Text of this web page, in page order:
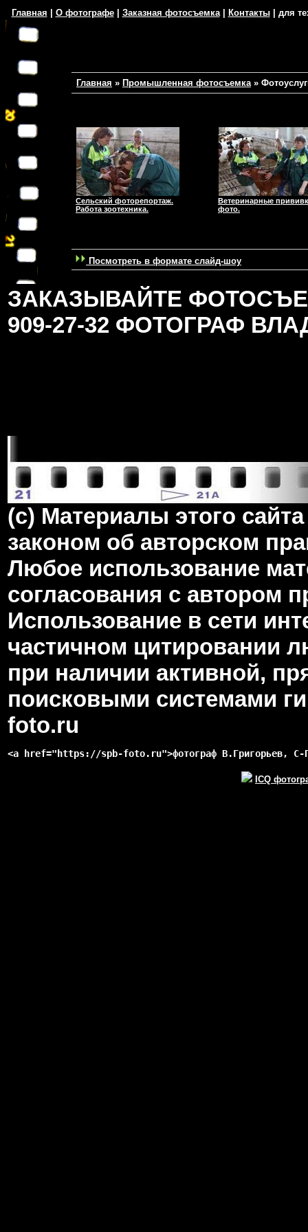
Главная О фотографе| Заказная фотосъемка| Контакты| для
Главная » Промышленная фотосъемка»
Сельский фоторепортаж.
Работа зоотехника.
Ветеринарные
фото.
Посмотреть в формате слайд-шоу
ЗАКАЗЫВАЙТЕ
909-27-32 ФОТОГРАФ
(c) Материалы этого
законом об авторском
Любое использование
согласования с автором
Использование в сети
частичном цитировании
при наличии активной,
поисковыми системами
foto.ru
<a href="https://spb-foto.ru">фотограф В.Григорьев, С-
ICQ